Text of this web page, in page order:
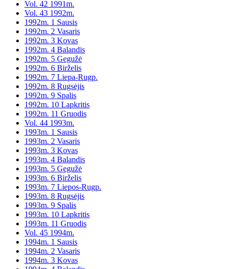
Vol. 42 1991m.
Vol. 43 1992m.
1992m. 1 Sausis
1992m. 2 Vasaris
1992m. 3 Kovas
1992m. 4 Balandis
1992m. 5 Gegužė
1992m. 6 Birželis
1992m. 7 Liepa-Rugp.
1992m. 8 Rugsėjis
1992m. 9 Spalis
1992m. 10 Lapkritis
1992m. 11 Gruodis
Vol. 44 1993m.
1993m. 1 Sausis
1993m. 2 Vasaris
1993m. 3 Kovas
1993m. 4 Balandis
1993m. 5 Gegužė
1993m. 6 Birželis
1993m. 7 Liepos-Rugp.
1993m. 8 Rugsėjis
1993m. 9 Spalis
1993m. 10 Lapkritis
1993m. 11 Gruodis
Vol. 45 1994m.
1994m. 1 Sausis
1994m. 2 Vasaris
1994m. 3 Kovas